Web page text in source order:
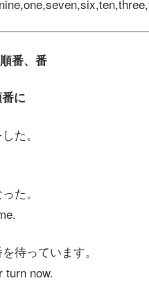
番、番
に
た。
た。
待っています。
turn now.